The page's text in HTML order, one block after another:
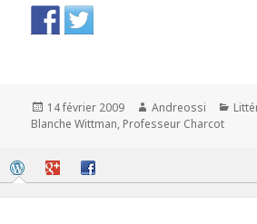
Publié
le
14 février 2009 Auteur
Andreossi
Blanche Wittman, Professeur Charcot